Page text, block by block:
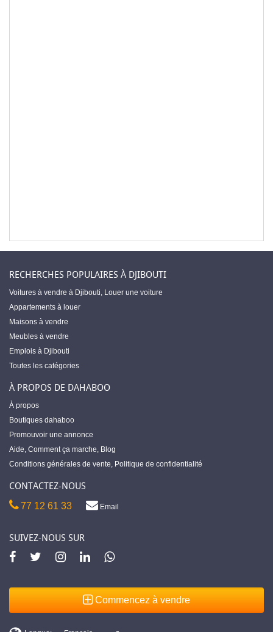
RECHERCHES POPULAIRES À DJIBOUTI
Voitures à vendre à Djibouti, Louer une voiture
Appartements à louer
Maisons à vendre
Meubles à vendre
Emplois à Djibouti
Toutes les catégories
À PROPOS DE DAHABOO
À propos
Boutiques dahaboo
Promouvoir une annonce
Aide, Comment ça marche, Blog
Conditions générales de vente, Politique de confidentialité
CONTACTEZ-NOUS
77 12 61 33 Email
SUIVEZ-NOUS SUR
Commencez à vendre